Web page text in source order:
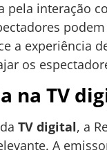
pela interação
a experiência
os
na TV
TV digital, a
A